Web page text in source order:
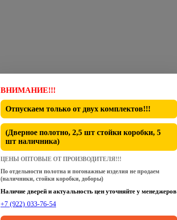
ВНИМАНИЕ!!!
Отпускаем только от двух комплектов!!!
(Дверное полотно, 2,5 шт стойки коробки, 5
шт наличника)
ЦЕНЫ ОПТОВЫЕ ОТ ПРОИЗВОДИТЕЛЯ!!!
По отдельности полотна и погонажные изделия не продаем
(наличники, стойки коробки, доборы)
Наличие дверей и актуальность цен уточняйте у менеджеров
+7 (922) 033-76-54